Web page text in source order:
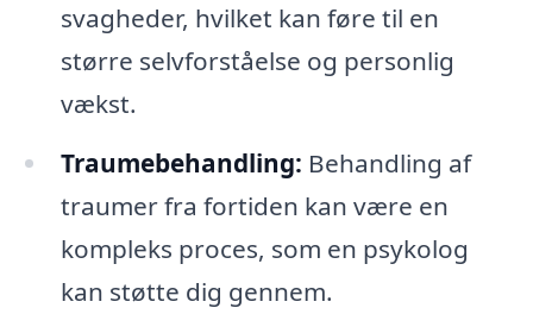
svagheder, hvilket kan føre til en
større selvforståelse og personlig
vækst.
Traumebehandling: Behandling af
traumer fra fortiden kan være en
kompleks proces, som en psykolog
kan støtte dig gennem.